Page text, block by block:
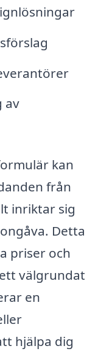
av
kan
från
inriktar sig
Detta
priser och
välgrundat
en
hjälpa dig